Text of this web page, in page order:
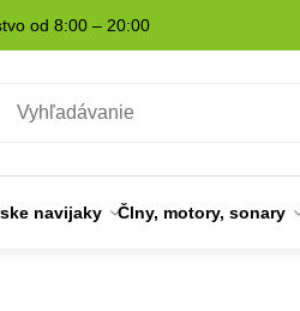
od 8:00 – 20:00
navijaky Člny, motory, sonary